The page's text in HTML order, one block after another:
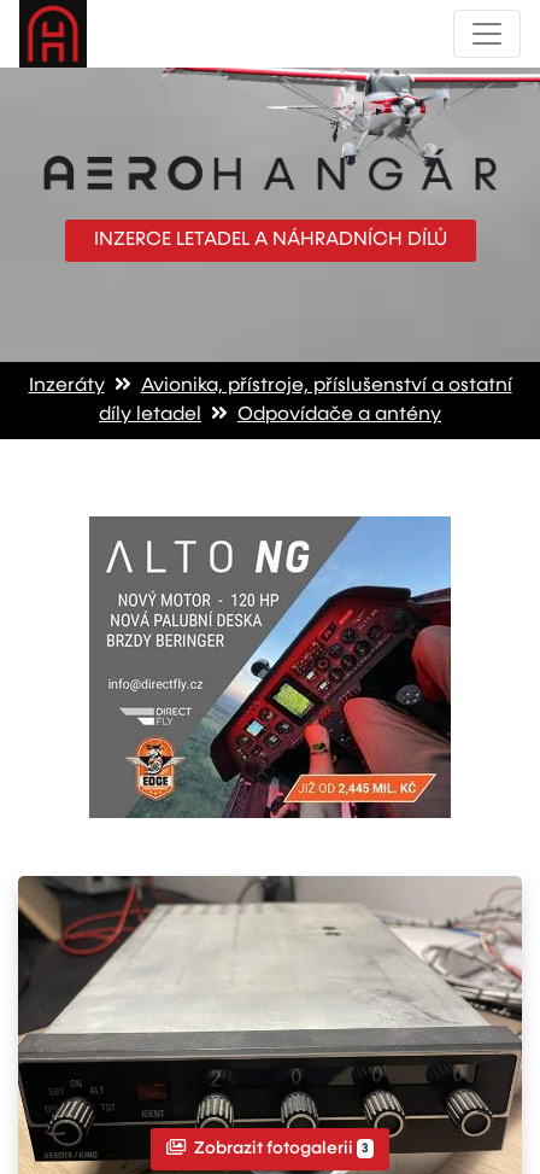
INZERCE LETADEL A NÁHRADNÍCH DÍLŮ
Inzeráty
Avionika, přístroje, příslušenství a ostatní
díly letadel
Odpovídače a antény
Zobrazit fotogalerii 3